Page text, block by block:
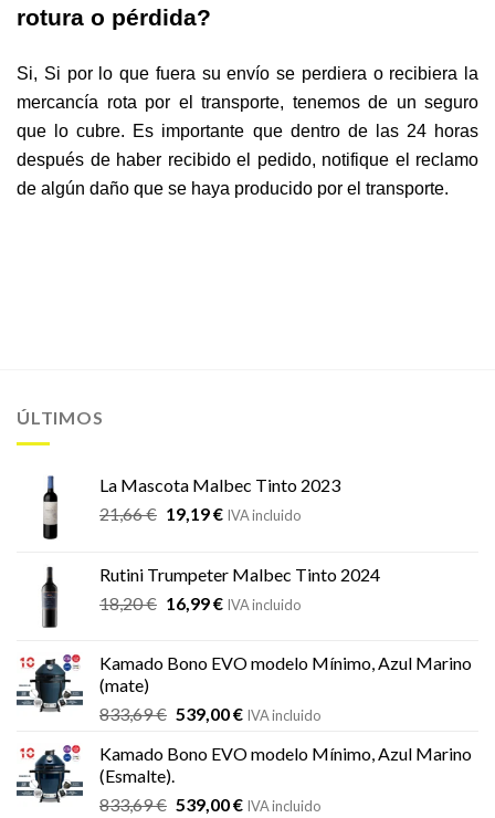
rotura o pérdida?
Si, Si por lo que fuera su envío se perdiera o recibiera la
mercancía rota por el transporte, tenemos de un seguro
que lo cubre. Es importante que dentro de las 24 horas
después de haber recibido el pedido, notifique el reclamo
de algún daño que se haya producido por el transporte.
ÚLTIMOS
La Mascota Malbec Tinto 2023
21,66€ El
era:
21,66 €.
19,19€El
es:
19,19 €.
IVA incluido
Rutini Trumpeter Malbec Tinto 2024
18,20€ El
era:
16,99€El
es:
IVA incluido
Kamado Bono EVO modelo Mínimo, Azul Marino
(mate)
833,69€ El
original
era:
833,69 €.
539,00€El
actual
539,00 €.
IVA incluido
Kamado Bono EVO modelo Mínimo, Azul Marino
(Esmalte).
833,69€ El
539,00€ElIVA incluido